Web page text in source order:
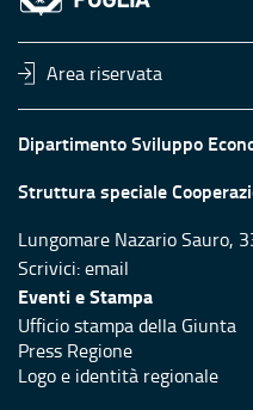
Area riservata
Dipartimento Sviluppo
Struttura speciale
Lungomare Nazario Sauro,
Scrivici:email
Eventi e Stampa
Ufficio stampa della Giunta
Press Regione
Logo e identità regionale